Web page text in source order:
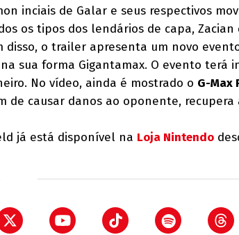
inciais de Galar e seus respectivos
os tipos dos lendários de capa, Zacian
disso, o trailer apresenta um novo
sua forma Gigantamax. O evento terá
No vídeo, ainda é mostrado o G-Max
de causar danos ao oponente, recupera
já está disponível na Loja Nintendo